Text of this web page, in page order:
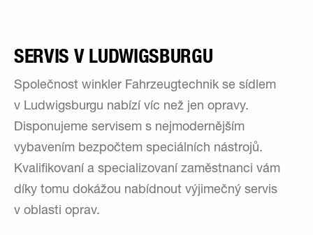
SERVIS V LUDWIGSBURGU
Společnost winkler Fahrzeugtechnik se sídlem
v Ludwigsburgu nabízí víc než jen opravy.
Disponujeme servisem s nejmodernějším
vybavením bezpočtem speciálních nástrojů.
Kvalifikovaní a specializovaní zaměstnanci vám
díky tomu dokážou nabídnout výjimečný servis
v oblasti oprav.